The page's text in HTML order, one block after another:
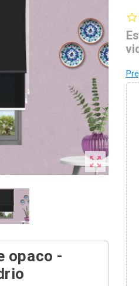

opaco -